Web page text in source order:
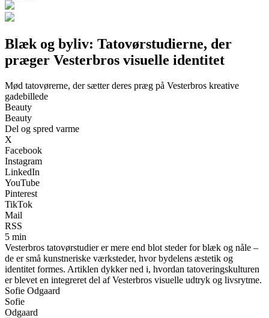
Blæk og byliv: Tatovørstudierne, der
præger Vesterbros visuelle identitet
Mød tatovørerne, der sætter deres præg på Vesterbros kreative
gadebillede
Beauty
Beauty
Del og spred varme
X
Facebook
Instagram
LinkedIn
YouTube
Pinterest
TikTok
Mail
RSS
5 min
Vesterbros tatovørstudier er mere end blot steder for blæk og nåle –
de er små kunstneriske værksteder, hvor bydelens æstetik og
identitet formes. Artiklen dykker ned i, hvordan tatoveringskulturen
er blevet en integreret del af Vesterbros visuelle udtryk og livsrytme.
Sofie Odgaard
Sofie
Odgaard